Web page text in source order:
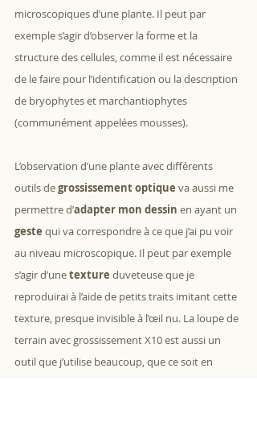
microscopiques d’une plante. Il peut par
exemple s’agir d’observer la forme et la
structure des cellules, comme il est nécessaire
de le faire pour l’identification ou la description
de bryophytes et marchantiophytes
(communément appelées mousses).
L’observation d’une plante avec différents
outils de grossissement optique va aussi me
permettre d’adapter mon dessin en ayant un
geste qui va correspondre à ce que j’ai pu voir
au niveau microscopique. Il peut par exemple
s’agir d’une texture duveteuse que je
reproduirai à l’aide de petits traits imitant cette
texture, presque invisible à l’œil nu. La loupe de
terrain avec grossissement X10 est aussi un
outil que j’utilise beaucoup, que ce soit en